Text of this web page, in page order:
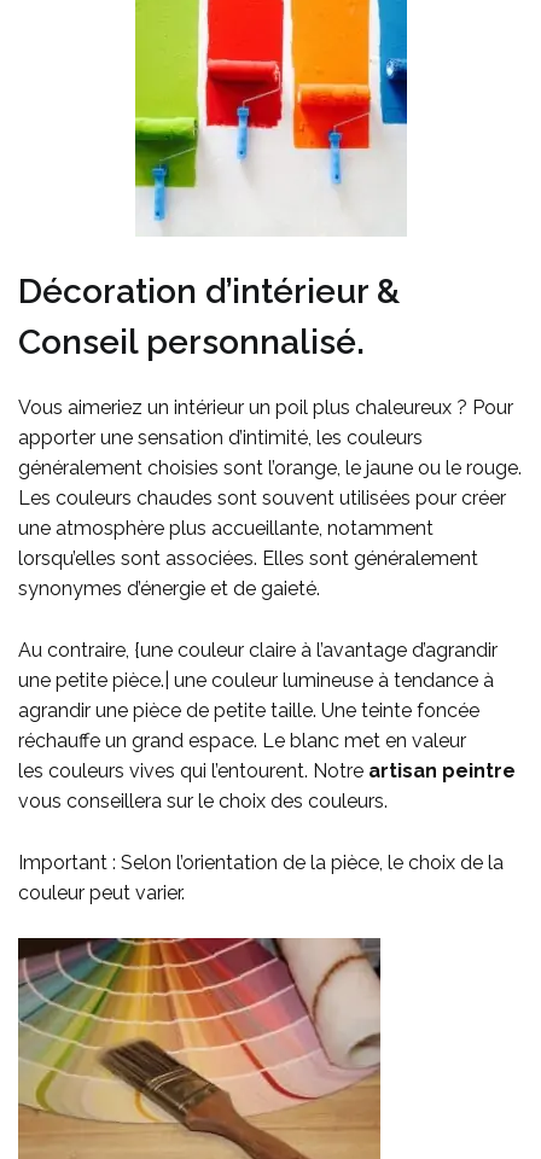
Décoration d’intérieur &
Conseil personnalisé.
Vous aimeriez un intérieur un poil plus chaleureux ? Pour
apporter une sensation d’intimité, les couleurs
généralement choisies sont l’orange, le jaune ou le rouge.
Les couleurs chaudes sont souvent utilisées pour créer
une atmosphère plus accueillante, notamment
lorsqu’elles sont associées. Elles sont généralement
synonymes d’énergie et de gaieté.
Au contraire, {une couleur claire à l’avantage d’agrandir
une petite pièce. | une couleur lumineuse à tendance à
agrandir une pièce de petite taille. Une teinte foncée
réchauffe un grand espace. Le blanc met en valeur
les couleurs vives qui l’entourent. Notre artisan peintre
vous conseillera sur le choix des couleurs.
Important : Selon l’orientation de la pièce, le choix de la
couleur peut varier.